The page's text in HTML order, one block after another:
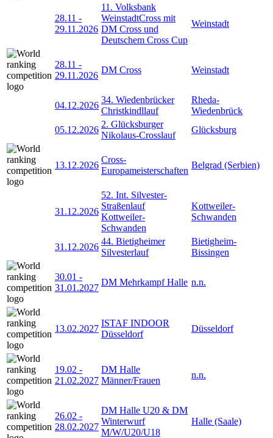
28.11 -
29.11.2026
11. Volksbank
WeinstadtCross mit
DM Cross und
Deutschem Cross Cup
Weinstadt
28.11 -
29.11.2026
DM Cross Weinstadt
04.12.2026
34. Wiedenbrücker
Christkindllauf
Rheda-
Wiedenbrück
05.12.2026
2. Glücksburger
Nikolaus-Crosslauf
Glücksburg
13.12.2026
Cross-
Europameisterschaften
Belgrad (Serbien)
31.12.2026
52. Int. Silvester-
Straßenlauf
Kottweiler-
Schwanden
Kottweiler-
Schwanden
31.12.2026
44. Bietigheimer
Silvesterlauf
Bietigheim-
Bissingen
30.01 -
31.01.2027
DM Mehrkampf Halle n.n.
13.02.2027
ISTAF INDOOR
Düsseldorf
Düsseldorf
19.02 -
21.02.2027
DM Halle
Männer/Frauen
n.n.
26.02 -
28.02.2027
DM Halle U20 & DM
Winterwurf
M/W/U20/U18
Halle (Saale)